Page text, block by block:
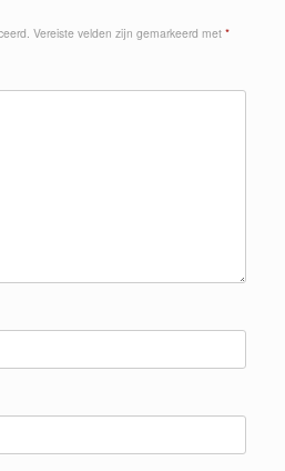
Vereiste velden zijn gemarkeerd met *